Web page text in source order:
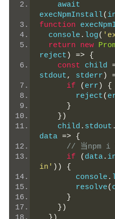
execNpmInstall(
function
  console
. log(
return
new
reject ) => {
const child
stdout, stderr )
if
( err )
{
        reject
(
}
})
    child
. stdout .
data => {
// 当npm i
if
( data.
in' ))
{
        console
.
        resolve
(
}
})